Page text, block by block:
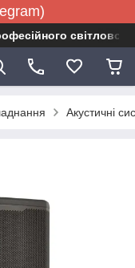
Акустичні